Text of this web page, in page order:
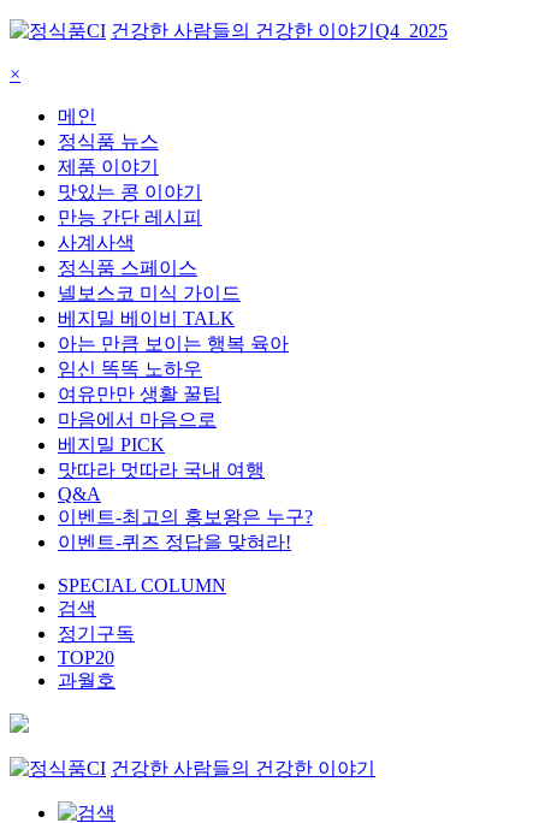
건강한 사람들의 건강한 이야기 Q4_2025
×
메인
정식품 뉴스
제품 이야기
맛있는 콩 이야기
만능 간단 레시피
사계사색
정식품 스페이스
넬보스코 미식 가이드
베지밀 베이비 TALK
아는 만큼 보이는 행복 육아
임신 똑똑 노하우
여유만만 생활 꿀팁
마음에서 마음으로
베지밀 PICK
맛따라 멋따라 국내 여행
Q&A
이벤트-최고의 홍보왕은 누구?
이벤트-퀴즈 정답을 맞혀라!
SPECIAL COLUMN
검색
정기구독
TOP20
과월호
건강한 사람들의 건강한 이야기